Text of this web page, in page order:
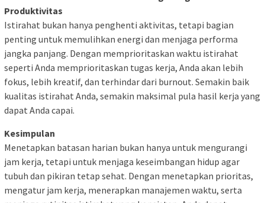
Produktivitas
Istirahat bukan hanya penghenti aktivitas, tetapi bagian
penting untuk memulihkan energi dan menjaga performa
jangka panjang. Dengan memprioritaskan waktu istirahat
seperti Anda memprioritaskan tugas kerja, Anda akan lebih
fokus, lebih kreatif, dan terhindar dari burnout. Semakin baik
kualitas istirahat Anda, semakin maksimal pula hasil kerja yang
dapat Anda capai.
Kesimpulan
Menetapkan batasan harian bukan hanya untuk mengurangi
jam kerja, tetapi untuk menjaga keseimbangan hidup agar
tubuh dan pikiran tetap sehat. Dengan menetapkan prioritas,
mengatur jam kerja, menerapkan manajemen waktu, serta